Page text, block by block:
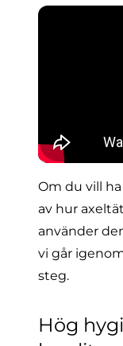
Om du vill
av hur
använder
vi går
steg.
Hög